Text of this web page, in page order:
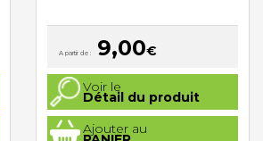
A partir de : 9,00€
Voir le
Détail du produit
Ajouter au
Ce
produit
a
plusieurs
variations.